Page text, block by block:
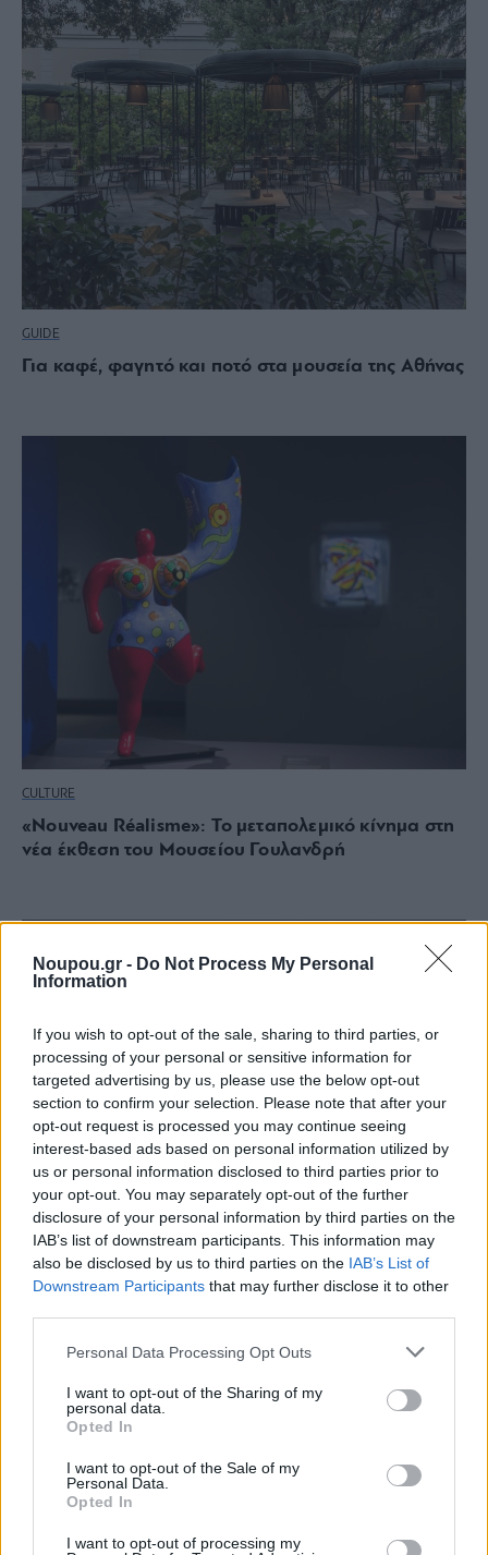
Noupou.gr - Do Not Process My Personal
Information
If you wish to opt-out of the sale, sharing to third parties, or
processing of your personal or sensitive information for
targeted advertising by us, please use the below opt-out
section to confirm your selection. Please note that after your
opt-out request is processed you may continue seeing
interest-based ads based on personal information utilized by
us or personal information disclosed to third parties prior to
your opt-out. You may separately opt-out of the further
disclosure of your personal information by third parties on the
IAB’s list of downstream participants. This information may
also be disclosed by us to third parties on the IAB’s List of
Downstream Participants that may further disclose it to other
Please note that this website/app uses one or more Google
not limited to your visit or usage behaviour. You may click to
grant or deny consent to Google and its third-party tags to
use your data for below specified purposes in below Google
consent section.
Personal Data Processing Opt Outs
I want to opt-out of the Sharing of my
personal data.
Opted In
I want to opt-out of the Sale of my
Personal Data.
Opted In
I want to opt-out of processing my
GUIDE
Για καφέ, φαγητό και ποτό στα μουσεία της Αθήνας
CULTURE
«Nouveau Réalisme»: Το μεταπολεμικό κίνημα στη
νέα έκθεση του Μουσείου Γουλανδρή
CULTURE